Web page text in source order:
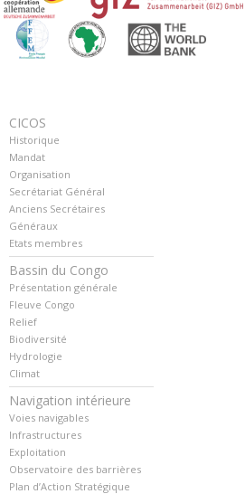
CICOS
Historique
Mandat
Organisation
Secrétariat Général
Anciens Secrétaires
Généraux
Etats membres
Bassin du Congo
Présentation générale
Fleuve Congo
Relief
Biodiversité
Hydrologie
Climat
Navigation intérieure
Voies navigables
Infrastructures
Exploitation
Observatoire des barrières
Plan d’Action Stratégique